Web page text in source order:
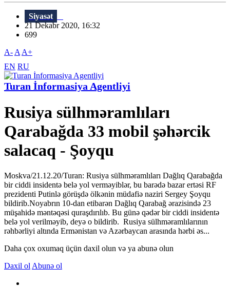
Siyasət
21 Dekabr 2020, 16:32
699
A- A A+
EN RU
Turan İnformasiya Agentliyi
Rusiya sülhməramlıları
Qarabağda 33 mobil şəhərcik
salacaq - Şoyqu
Moskva/21.12.20/Turan: Rusiya sülhməramlıları Dağlıq Qarabağda
bir ciddi insidentə belə yol verməyiblər, bu barədə bazar ertəsi RF
prezidenti Putinlə görüşdə ölkənin müdafiə naziri Sergey Şoyqu
bildirib.Noyabrın 10-dan etibarən Dağlıq Qarabağ ərazisində 23
müşahidə məntəqəsi quraşdırılıb. Bu günə qədər bir ciddi insidentə
belə yol verilməyib, deyə o bildirib. Rusiya sülhməramlılarının
rəhbərliyi altında Ermənistan və Azərbaycan arasında hərbi əs...
Daha çox oxumaq üçün daxil olun və ya abunə olun
Daxil ol Abunə ol